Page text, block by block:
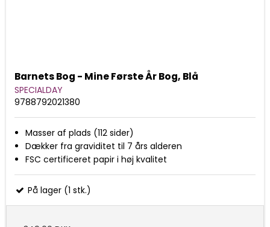
Barnets Bog - Mine Første År Bog, Blå
SPECIALDAY
9788792021380
Masser af plads (112 sider)
Dækker fra graviditet til 7 års alderen
FSC certificeret papir i høj kvalitet
På lager (1 stk.)